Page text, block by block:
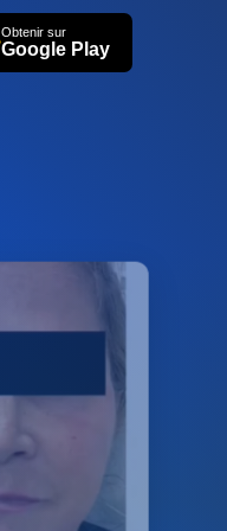
Obtenir sur
Google Play